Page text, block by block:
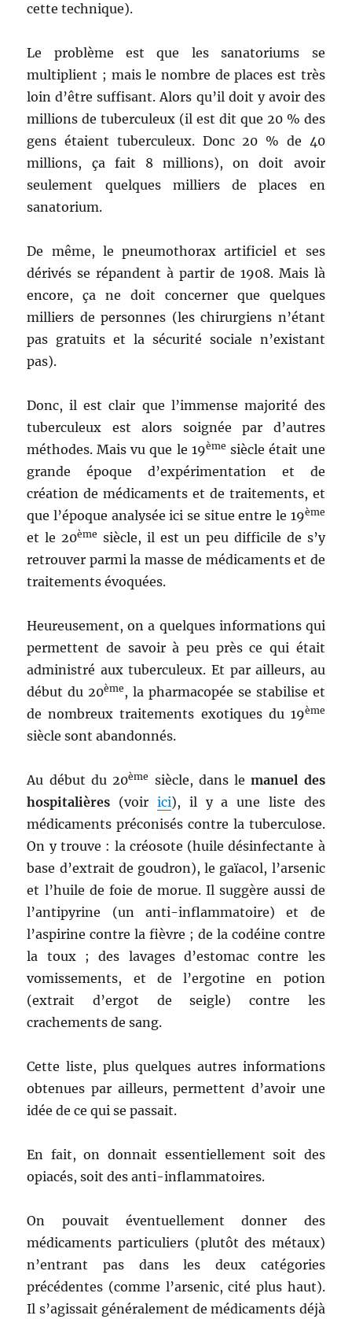
cette technique).
Le problème est que les sanatoriums se
multiplient ; mais le nombre de places est très
loin d’être suffisant. Alors qu’il doit y avoir des
millions de tuberculeux (il est dit que 20 % des
gens étaient tuberculeux. Donc 20 % de 40
millions, ça fait 8 millions), on doit avoir
seulement quelques milliers de places en
sanatorium.
De même, le pneumothorax artificiel et ses
dérivés se répandent à partir de 1908. Mais là
encore, ça ne doit concerner que quelques
milliers de personnes (les chirurgiens n’étant
pas gratuits et la sécurité sociale n’existant
pas).
Donc, il est clair que l’immense majorité des
tuberculeux est alors soignée par d’autres
méthodes. Mais vu que le 19ème siècle était une
grande époque d’expérimentation et de
création de médicaments et de traitements, et
que l’époque analysée ici se situe entre le 19ème
et le 20ème siècle, il est un peu difficile de s’y
retrouver parmi la masse de médicaments et de
traitements évoquées.
Heureusement, on a quelques informations qui
permettent de savoir à peu près ce qui était
administré aux tuberculeux. Et par ailleurs, au
début du 20ème, la pharmacopée se stabilise et
de nombreux traitements exotiques du 19ème
siècle sont abandonnés.
Au début du 20ème siècle, dans lemanuel des
hospitalières (voir ici), il y a une liste des
médicaments préconisés contre la tuberculose.
On y trouve : la créosote (huile désinfectante à
base d’extrait de goudron), le gaïacol, l’arsenic
et l’huile de foie de morue. Il suggère aussi de
l’antipyrine (un anti-inflammatoire) et de
l’aspirine contre la fièvre ; de la codéine contre
la toux ; des lavages d’estomac contre les
vomissements, et de l’ergotine en potion
(extrait d’ergot de seigle) contre les
crachements de sang.
Cette liste, plus quelques autres informations
obtenues par ailleurs, permettent d’avoir une
idée de ce qui se passait.
En fait, on donnait essentiellement soit des
opiacés, soit des anti-inflammatoires.
On pouvait éventuellement donner des
médicaments particuliers (plutôt des métaux)
n’entrant pas dans les deux catégories
précédentes (comme l’arsenic, cité plus haut).
Il s’agissait généralement de médicaments déjà